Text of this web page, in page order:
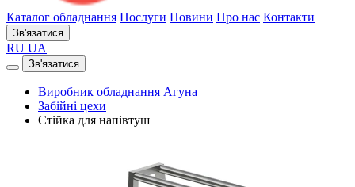
Каталог обладнання Послуги Новини Про нас Контакти
Зв'язатися
RU UA
Зв'язатися
Виробник обладнання Агуна
Забійні цехи
Стійка для напівтуш